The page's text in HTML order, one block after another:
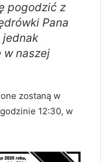
pogodzić z
Pana
jednak
w naszej
zostaną w
12:30, w